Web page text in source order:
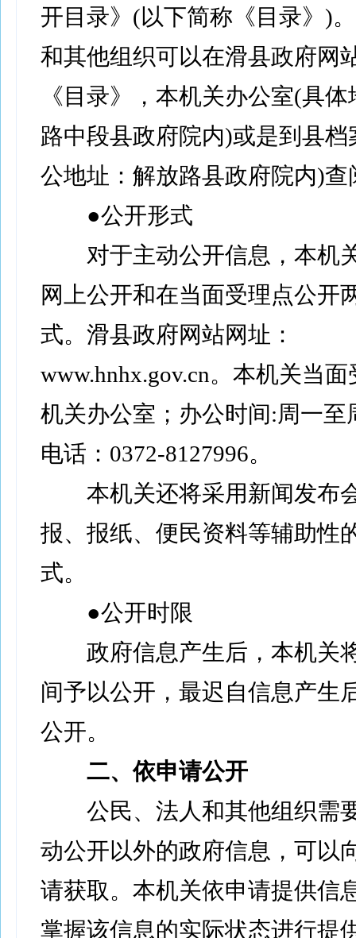
开目录》(以下简称《目录》)
和其他组织可以在滑县政府网
《目录》，本机关办公室(具
路中段县政府院内)或是到县档
公地址：解放路县政府院内)查
●公开形式
对于主动公开信息，本机
网上公开和在当面受理点公开
式。滑县政府网站网址：
www.hnhx.gov.cn。本机关当
机关办公室；办公时间:周一至
电话：0372-8127996。
本机关还将采用新闻发布
报、报纸、便民资料等辅助性
式。
●公开时限
政府信息产生后，本机关
间予以公开，最迟自信息产生
公开。
二、依申请公开
公民、法人和其他组织需
动公开以外的政府信息，可以
请获取。本机关依申请提供信
掌握该信息的实际状态进行提